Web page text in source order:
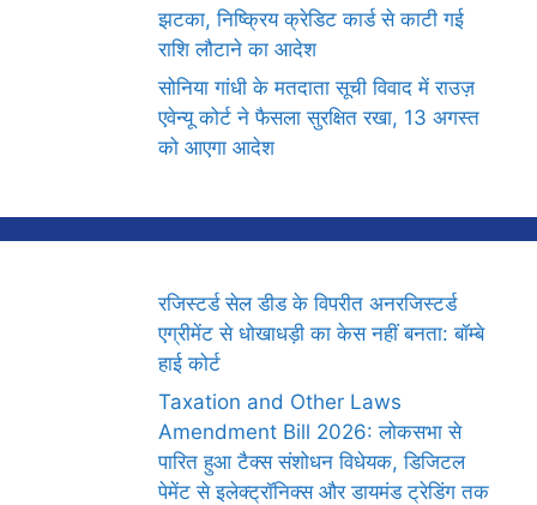
झटका, निष्क्रिय क्रेडिट कार्ड से काटी गई
राशि लौटाने का आदेश
सोनिया गांधी के मतदाता सूची विवाद में राउज़
एवेन्यू कोर्ट ने फैसला सुरक्षित रखा, 13 अगस्त
को आएगा आदेश
रजिस्टर्ड सेल डीड के विपरीत अनरजिस्टर्ड
एग्रीमेंट से धोखाधड़ी का केस नहीं बनता: बॉम्बे
हाई कोर्ट
Taxation and Other Laws
Amendment Bill 2026: लोकसभा से
पारित हुआ टैक्स संशोधन विधेयक, डिजिटल
पेमेंट से इलेक्ट्रॉनिक्स और डायमंड ट्रेडिंग तक